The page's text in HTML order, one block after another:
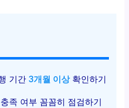
기간 3개월 이상확인하기
족 여부 꼼꼼히 점검하기